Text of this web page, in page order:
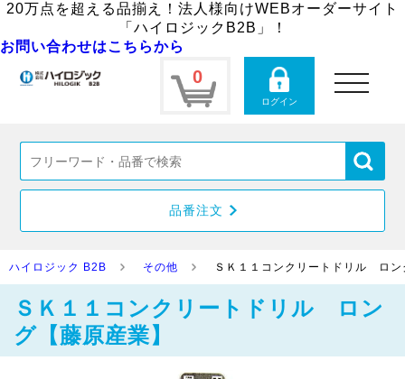
20万点を超える品揃え！法人様向けWEBオーダーサイト
「ハイロジックB2B」！
お問い合わせはこちらから
0
ログイン
toggle
navigation
品番注文
ハイロジック B2B その他 ＳＫ１１コンクリートドリル ロン
ＳＫ１１コンクリートドリル ロン
グ【藤原産業】